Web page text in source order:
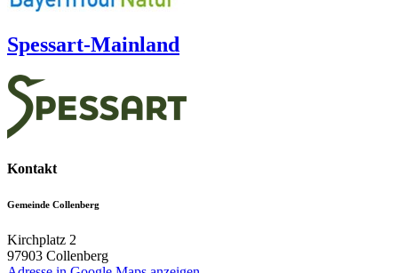
Spessart-Mainland
Kontakt
Gemeinde Collenberg
Kirchplatz 2
97903 Collenberg